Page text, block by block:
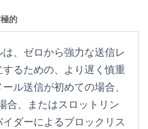
的
、ゼロから強力な送信レ
るための、より遅く慎重
ル送信が初めての場合、
合、またはスロットリン
ダーによるブロックリス